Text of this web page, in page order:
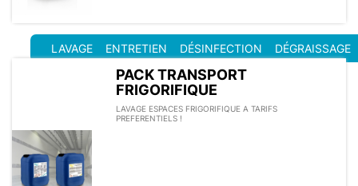
LAVAGE ENTRETIEN DÉSINFECTION DÉGRAISSAGE
PACK TRANSPORT
FRIGORIFIQUE
LAVAGE ESPACES FRIGORIFIQUE A TARIFS
PREFERENTIELS !